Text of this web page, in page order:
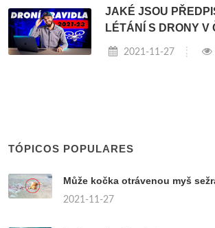
JAKÉ JSOU
LÉTÁNÍ S DRONY V
2021-11-27
TÓPICOS POPULARES
Může kočka otrávenou myš
2021-11-27